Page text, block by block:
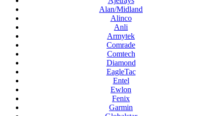
Alan/Midland
Alinco
Anli
Armytek
Comrade
Comtech
Diamond
EagleTac
Entel
Ewlon
Fenix
Garmin